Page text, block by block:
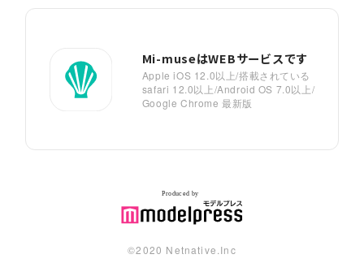
Mi-museはWEBサービスです
Apple iOS 12.0以上/搭載されている
safari 12.0以上/Android OS 7.0以上/
Google Chrome 最新版
©︎2020 Netnative.Inc